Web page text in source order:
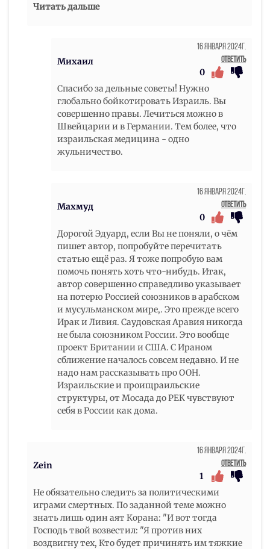
Читать дальше
Михаил
16 Января 2024г.
Ответить
0
Спасибо за дельные советы! Нужно
глобально бойкотировать Израиль. Вы
совершенно правы. Лечиться можно в
Швейцарии и в Германии. Тем более, что
израильская медицина - одно
жульничество.
Махмуд
16 Января 2024г.
Ответить
0
Дорогой Эдуард, если Вы не поняли, о чём
пишет автор, попробуйте перечитать
статью ещё раз. Я тоже попробую вам
помочь понять хоть что-нибудь. Итак,
автор совершенно справедливо указывает
на потерю Россией союзников в арабском
и мусульманском мире,. Это прежде всего
Ирак и Ливия. Саудовская Аравия никогда
не была союзником России. Это вообще
проект Британии и США. С Ираном
сближение началось совсем недавно. И не
надо нам рассказывать про ООН.
Израильские и проищраильские
структуры, от Мосада до РЕК чувствуют
себя в России как дома.
Zein
16 Января 2024г.
Ответить
1
Не обязательно следить за политическими
играми смертных. По заданной теме можно
знать лишь один аят Корана: "И вот тогда
Господь твой возвестил: "Я против них
воздвигну тех, Кто будет причинять им тяжкие